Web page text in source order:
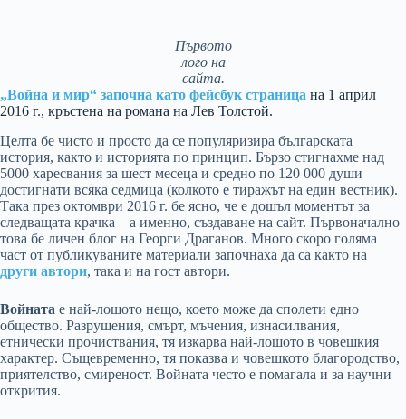
Първото
лого на
сайта.
„Война и мир“ започна като фейсбук страница на 1 април
2016 г., кръстена на романа на Лев Толстой.
Целта бе чисто и просто да се популяризира българската
история, както и историята по принцип. Бързо стигнахме над
5000 харесвания за шест месеца и средно по 120 000 души
достигнати всяка седмица (колкото е тиражът на един вестник).
Така през октомври 2016 г. бе ясно, че е дошъл моментът за
следващата крачка – а именно, създаване на сайт. Първоначално
това бе личен блог на Георги Драганов. Много скоро голяма
част от публикуваните материали започнаха да са както на
други автори, така и на гост автори.
Войната е най-лошото нещо, което може да сполети едно
общество. Разрушения, смърт, мъчения, изнасилвания,
етнически прочиствания, тя изкарва най-лошото в човешкия
характер. Същевременно, тя показва и човешкото благородство,
приятелство, смиреност. Войната често е помагала и за научни
открития.